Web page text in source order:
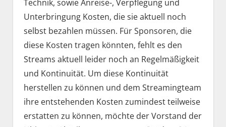
Technik, sowie Anreise-, Verpflegung und
Unterbringung Kosten, die sie aktuell noch
selbst bezahlen müssen. Für Sponsoren, die
diese Kosten tragen könnten, fehlt es den
Streams aktuell leider noch an Regelmäßigkeit
und Kontinuität. Um diese Kontinuität
herstellen zu können und dem Streamingteam
ihre entstehenden Kosten zumindest teilweise
erstatten zu können, möchte der Vorstand der